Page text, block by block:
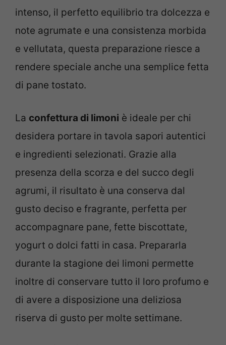
intenso, il perfetto equilibrio tra dolcezza e
note agrumate e una consistenza morbida
e vellutata, questa preparazione riesce a
rendere speciale anche una semplice fetta
di pane tostato.
La confettura di limoni è ideale per chi
desidera portare in tavola sapori autentici
e ingredienti selezionati. Grazie alla
presenza della scorza e del succo degli
agrumi, il risultato è una conserva dal
gusto deciso e fragrante, perfetta per
accompagnare pane, fette biscottate,
yogurt o dolci fatti in casa. Prepararla
durante la stagione dei limoni permette
inoltre di conservare tutto il loro profumo e
di avere a disposizione una deliziosa
riserva di gusto per molte settimane.